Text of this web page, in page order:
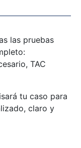
las pruebas
TAC
tu caso para
claro y